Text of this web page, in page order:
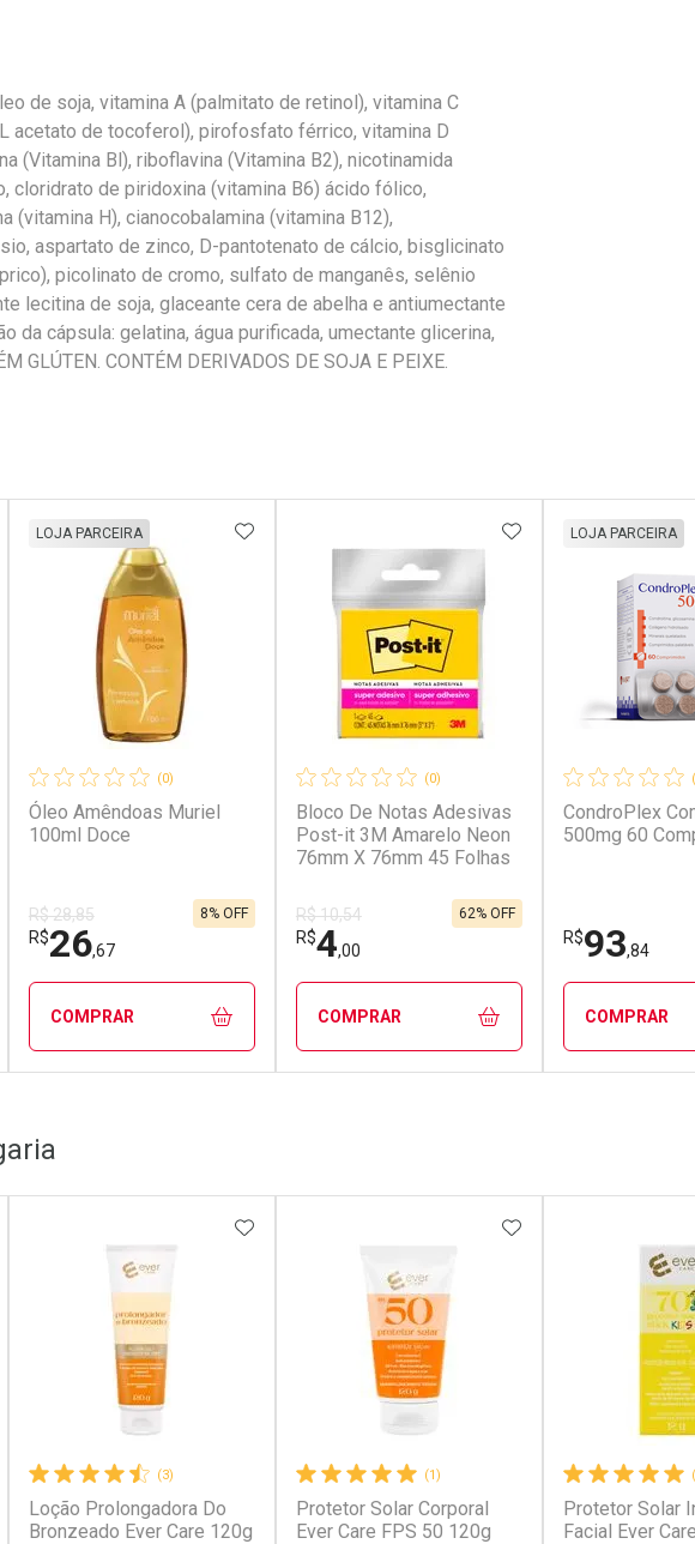
de soja, vitamina A (palmitato de retinol), vitamina C
acetato de tocoferol), pirofosfato férrico, vitamina D
(Vitamina Bl), riboflavina (Vitamina B2), nicotinamida
cloridrato de piridoxina (vitamina B6) ácido fólico,
(vitamina H), cianocobalamina (vitamina B12),
aspartato de zinco, D-pantotenato de cálcio, bisglicinato
picolinato de cromo, sulfato de manganês, selênio
lecitina de soja, glaceante cera de abelha e antiumectante
da cápsula: gelatina, água purificada, umectante glicerina,
GLÚTEN. CONTÉM DERIVADOS DE SOJA E PEIXE.
AOS FAVORITOS
(0)
Óleo Amêndoas Muriel
100ml Doce
LOJA PARCEIRA
R$ 28,85
R$26,67
8% OFF
ADICIONAR AOS FAVORITOS
COMPRAR
Laboratório
Ativar Desconto
Por Menos
(0)
Bloco De Notas Adesivas
Post-it 3M Amarelo Neon
76mm X 76mm 45 Folhas
R$ 10,54
R$4,00
62% OFF
ADICIONAR AOS
COMPRAR
Ativar Desconto
CondroPlex
500mg 60
LOJA PARCEIRA
R$93,84
COMPRAR
Ativar
AOS FAVORITOS
(3)
Loção Prolongadora Do
Bronzeado Ever Care 120g
ADICIONAR AOS FAVORITOS
(1)
Protetor Solar Corporal
Ever Care FPS 50 120g
ADICIONAR AOS
Protetor Solar
Facial Ever